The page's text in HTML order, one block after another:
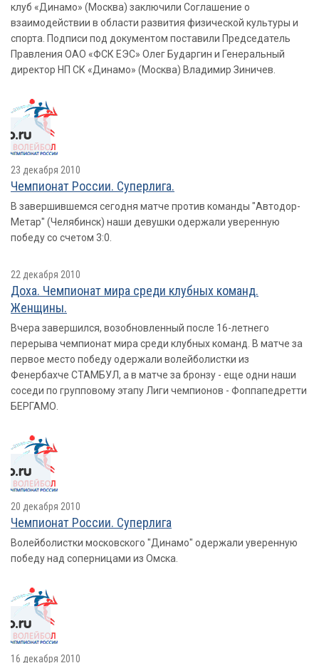
клуб «Динамо» (Москва) заключили Соглашение о
взаимодействии в области развития физической культуры и
спорта. Подписи под документом поставили Председатель
Правления ОАО «ФСК ЕЭС» Олег Бударгин и Генеральный
директор НП СК «Динамо» (Москва) Владимир Зиничев.
23 декабря 2010
Чемпионат России. Суперлига.
В завершившемся сегодня матче против команды "Автодор-
Метар" (Челябинск) наши девушки одержали уверенную
победу со счетом 3:0.
22 декабря 2010
Доха. Чемпионат мира среди клубных команд.
Женщины.
Вчера завершился, возобновленный после 16-летнего
перерыва чемпионат мира среди клубных команд. В матче за
первое место победу одержали волейболистки из
Фенербахче СТАМБУЛ, а в матче за бронзу - еще одни наши
соседи по групповому этапу Лиги чемпионов - Фоппапедретти
БЕРГАМО.
20 декабря 2010
Чемпионат России. Суперлига
Волейболистки московского "Динамо" одержали уверенную
победу над соперницами из Омска.
16 декабря 2010